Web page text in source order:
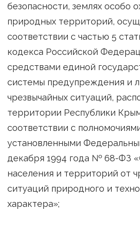
безопасности, землях особо
природных территорий,
соответствии с частью 5
кодекса Российской
средствами единой
системы предупреждения и
чрезвычайных ситуаций,
территории Республики
соответствии с
установленными
декабря 1994 года № 68-ФЗ
населения и территорий от
ситуаций природного и
характера»;